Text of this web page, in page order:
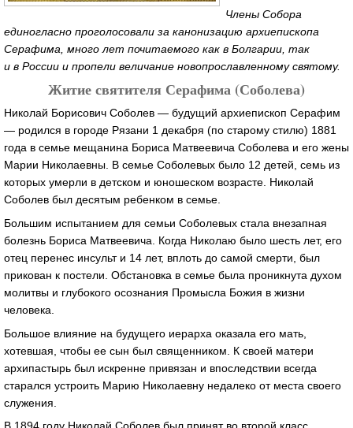
Члены Собора
единогласно проголосовали за канонизацию архиепископа
Серафима, много лет почитаемого как в Болгарии, так
и в России и пропели величание новопрославленному святому.
Житие святителя Серафима (Соболева)
Николай Борисович Соболев — будущий архиепископ Серафим
— родился в городе Рязани 1 декабря (по старому стилю) 1881
года в семье мещанина Бориса Матвеевича Соболева и его жены
Марии Николаевны. В семье Соболевых было 12 детей, семь из
которых умерли в детском и юношеском возрасте. Николай
Соболев был десятым ребенком в семье.
Большим испытанием для семьи Соболевых стала внезапная
болезнь Бориса Матвеевича. Когда Николаю было шесть лет, его
отец перенес инсульт и 14 лет, вплоть до самой смерти, был
прикован к постели. Обстановка в семье была проникнута духом
молитвы и глубокого осознания Промысла Божия в жизни
человека.
Большое влияние на будущего иерарха оказала его мать,
хотевшая, чтобы ее сын был священником. К своей матери
архипастырь был искренне привязан и впоследствии всегда
старался устроить Марию Николаевну недалеко от места своего
служения.